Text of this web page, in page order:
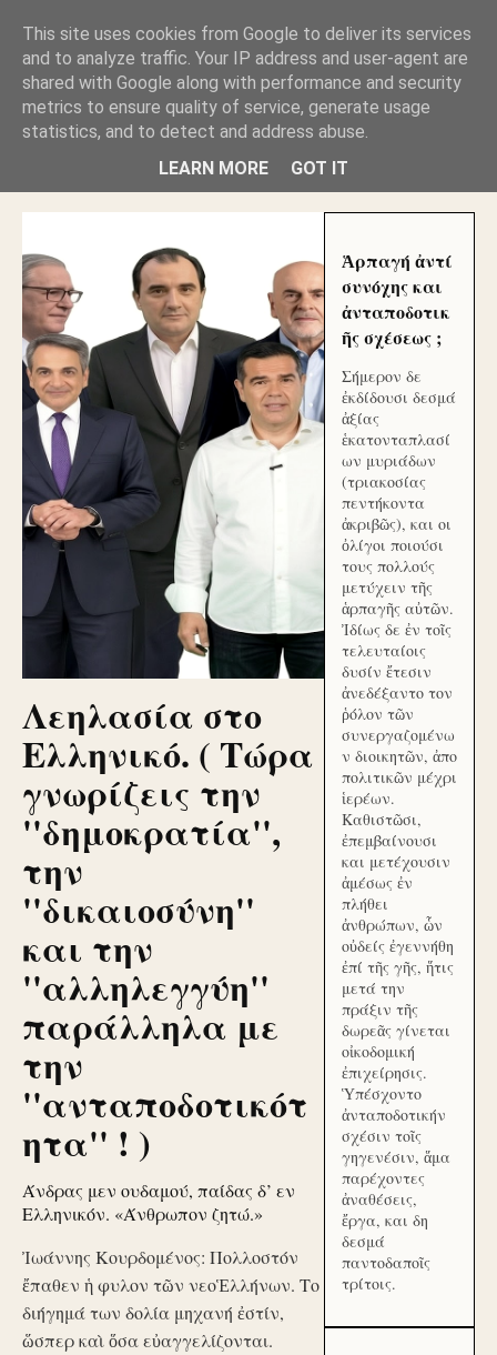
ΑΥΤΟΧΘΟΝΕΣ ΜΟΥ ΕΚΛΕΙΣΑΝ ΤΑ ΣΟΣΙΑΛ ΚΑΙ
ΦΙΜΩΣΑΝ ΤΟ SITE. ΟΙ ΧΙΛΙΑΔΕΣ ΜΙΚΡΟΕΠΕΝΔΥΤΕΣ
ΕΠΕΝΔΥΣΑΤΕ ΓΙΑ ΛΕΗΛΑΣΙΑ ΚΑΙ ΕΓΚΛΗΜΑ ?
ΓΛΥΦΑΔΑ WEB |ΟΙ ΜΕΓΑΛΟΙ ΚΛΕΠΤΑΙ ΑΠΟ ΤΟ
ΜΙΚΡΟΝ ΑΠΑΓΟΥΣΙ
Λεηλασία στο
Ελληνικό. ( Τώρα
γνωρίζεις την
''δημοκρατία'',
την
''δικαιοσύνη''
και την
''αλληλεγγύη''
παράλληλα με
την
''ανταποδοτικότ
ητα'' ! )
Άνδρας μεν ουδαμού, παίδας δ’ εν
Ελληνικόν. «Άνθρωπον ζητώ.»
Ἰωάννης Κουρδομένος: Πολλοστόν
ἔπαθεν ἡ φυλον τῶν νεοἙλλήνων. Το
διήγημά των δολία μηχανή ἐστίν,
ὥσπερ καὶ ὅσα εὐαγγελίζονται.
Ἁρπαγή ἀντί
συνόχης και
ἀνταποδοτικ
ῆς σχέσεως ;
Σήμερον δε
ἐκδίδουσι δεσμά
ἀξίας
ἑκατονταπλασί
ων μυριάδων
(τριακοσίας
πεντήκοντα
ἀκριβῶς), και οι
ὀλίγοι ποιούσι
τους πολλούς
μετύχειν τῆς
ἁρπαγῆς αὐτῶν.
Ἰδίως δε ἐν τοῖς
τελευταίοις
δυσίν ἔτεσιν
ἀνεδέξαντο τον
ῥόλον τῶν
συνεργαζομένω
ν διοικητῶν, ἀπο
πολιτικῶν μέχρι
ἱερέων.
Καθιστῶσι,
ἐπεμβαίνουσι
και μετέχουσιν
ἀμέσως ἐν
πλήθει
ἀνθρώπων, ὧν
οὐδείς ἐγεννήθη
ἐπί τῆς γῆς, ἥτις
μετά την
πράξιν τῆς
δωρεᾶς γίνεται
οἰκοδομική
ἐπιχείρησις.
Ὑπέσχοντο
ἀνταποδοτικήν
σχέσιν τοῖς
γηγενέσιν, ἅμα
παρέχοντες
ἀναθέσεις,
ἔργα, και δη
δεσμά
παντοδαποῖς
τρίτοις.
This site uses cookies from Google to deliver its services
and to analyze traffic. Your IP address and user-agent are
shared with Google along with performance and security
metrics to ensure quality of service, generate usage
statistics, and to detect and address abuse.
LEARN MORE
GOT IT